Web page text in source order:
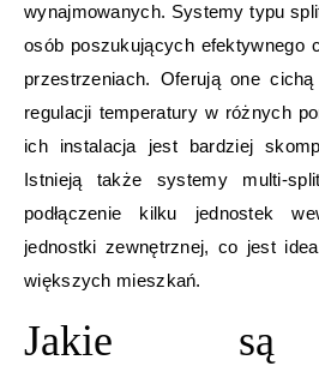
wynajmowanych. Systemy typu
osób poszukujących efektywnego
przestrzeniach. Oferują one
regulacji temperatury w różnych
ich instalacja jest bardziej
Istnieją także systemy multi-
podłączenie kilku jednostek
jednostki zewnętrznej, co jest
większych mieszkań.
Jakie są